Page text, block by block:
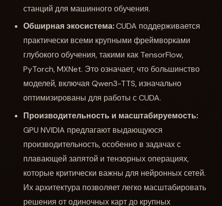
станций для машинного обучения.
Обширная экосистема:CUDA поддерживается
практически всеми крупными фреймворками
глубокого обучения, такими как TensorFlow,
PyTorch, MXNet. Это означает, что большинство
моделей, включая Qwen3-TTS, изначально
оптимизированы для работы с CUDA.
Производительность и масштабируемость:
GPU NVIDIA предлагают выдающуюся
производительность, особенно в задачах с
плавающей запятой и тензорных операциях,
которые критически важны для нейронных сетей.
Их архитектура позволяет легко масштабировать
решения от одиночных карт до крупных